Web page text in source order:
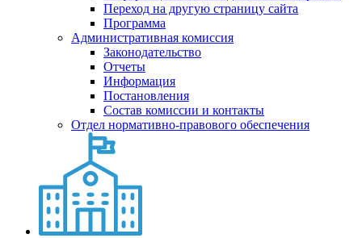
Переход на другую страницу сайта
Программа
Административная комиссия
Законодательство
Отчеты
Информация
Постановления
Состав комиссии и контакты
Отдел нормативно-правового обеспечения